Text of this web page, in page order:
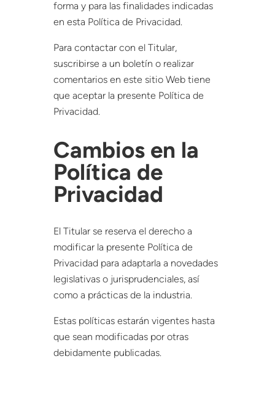
forma y para las finalidades indicadas
en esta Política de Privacidad.
Para contactar con el Titular,
suscribirse a un boletín o realizar
comentarios en este sitio Web tiene
que aceptar la presente Política de
Privacidad.
Cambios en la
Política de
Privacidad
El Titular se reserva el derecho a
modificar la presente Política de
Privacidad para adaptarla a novedades
legislativas o jurisprudenciales, así
como a prácticas de la industria.
Estas políticas estarán vigentes hasta
que sean modificadas por otras
debidamente publicadas.